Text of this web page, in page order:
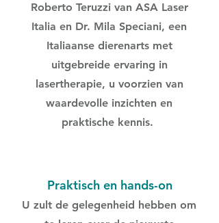
Roberto Teruzzi van ASA Laser
Italia en Dr. Mila Speciani, een
Italiaanse dierenarts met
uitgebreide ervaring in
lasertherapie, u voorzien van
waardevolle inzichten en
praktische kennis.
Praktisch en hands-on
U zult de gelegenheid hebben om